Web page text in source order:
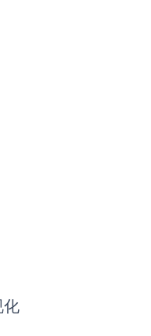
化